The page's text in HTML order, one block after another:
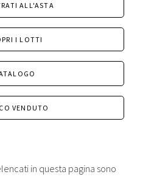
ALL'ASTA
I LOTTI
VENDUTO
in questa pagina sono